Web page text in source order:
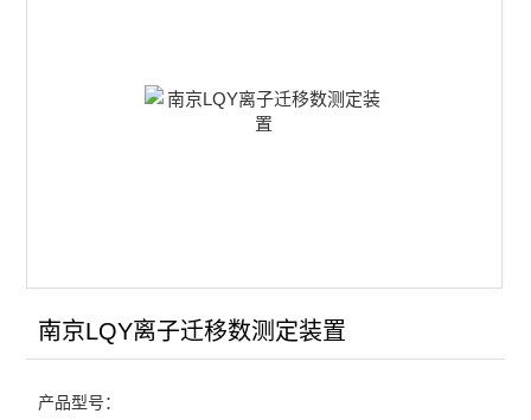
数字电位差综合测试仪
南京LQY离子迁移数测定装置
产品型号：